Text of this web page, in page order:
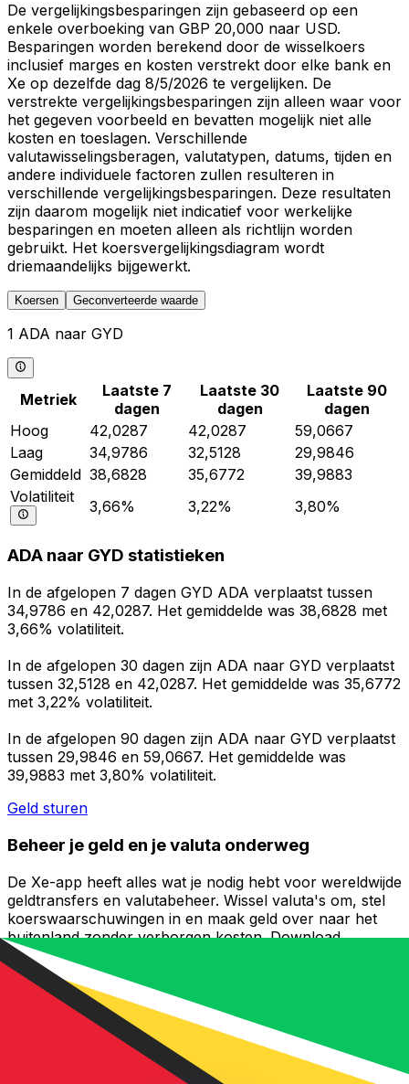
De vergelijkingsbesparingen zijn gebaseerd op een
enkele overboeking van GBP 20,000 naar USD.
Besparingen worden berekend door de wisselkoers
inclusief marges en kosten verstrekt door elke bank en
Xe op dezelfde dag 8/5/2026 te vergelijken. De
verstrekte vergelijkingsbesparingen zijn alleen waar voor
het gegeven voorbeeld en bevatten mogelijk niet alle
kosten en toeslagen. Verschillende
valutawisselingsberagen, valutatypen, datums, tijden en
andere individuele factoren zullen resulteren in
verschillende vergelijkingsbesparingen. Deze resultaten
zijn daarom mogelijk niet indicatief voor werkelijke
besparingen en moeten alleen als richtlijn worden
gebruikt. Het koersvergelijkingsdiagram wordt
driemaandelijks bijgewerkt.
Koersen Geconverteerde waarde
1 ADA naar GYD
Metriek
Laatste 7
dagen
Laatste 30
dagen
Laatste 90
dagen
Hoog
42,0287 42,0287
59,0667
Laag
34,9786 32,5128
29,9846
Gemiddeld 38,6828 35,6772
39,9883
Volatiliteit
3,66% 3,22% 3,80%
ADA naar GYD statistieken
In de afgelopen 7 dagen GYD ADA verplaatst tussen
34,9786 en 42,0287. Het gemiddelde was 38,6828 met
3,66% volatiliteit.
In de afgelopen 30 dagen zijn ADA naar GYD verplaatst
tussen 32,5128 en 42,0287. Het gemiddelde was 35,6772
met 3,22% volatiliteit.
In de afgelopen 90 dagen zijn ADA naar GYD verplaatst
tussen 29,9846 en 59,0667. Het gemiddelde was
39,9883 met 3,80% volatiliteit.
Geld sturen
Beheer je geld en je valuta onderweg
De Xe-app heeft alles wat je nodig hebt voor wereldwijde
geldtransfers en valutabeheer. Wissel valuta's om, stel
koerswaarschuwingen in en maak geld over naar het
buitenland zonder verborgen kosten. Download
vandaag nog!